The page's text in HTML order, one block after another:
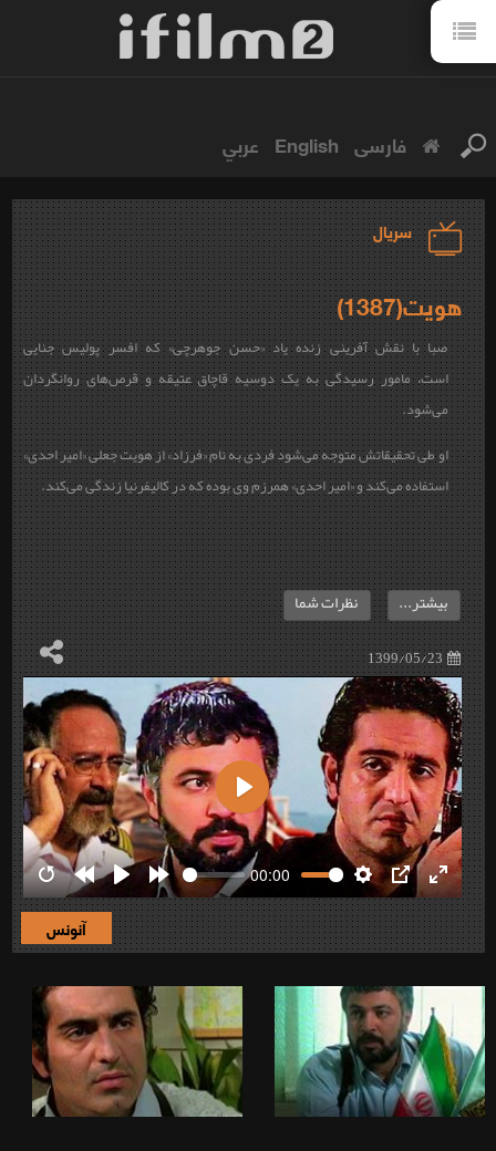
فارسی English عربي
سریال
هویت(1387)
صبا با نقش آفرینی زنده یاد «حسن جوهرچی» که افسر پولیس جنایی
است، مامور رسیدگی به یک دوسیه قاچاق عتیقه و قرص‌های روانگردان
می‌شود.
او طی تحقیقاتش متوجه می‌شود فردی به نام «فرزاد» از هویت جعلی «امیر احدی»
استفاده می‌کند و «امیر احدی» همرزم وی بوده که در کالیفرنیا زندگی می‌کند.
1399/05/23
بیشتر... نظرات شما
RestartRewind
10s
Play Forward
10s
00:00
Settings
PIP Enter
Play
آنونس